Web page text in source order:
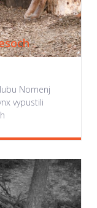
Nomenj
vypustili